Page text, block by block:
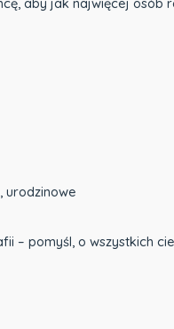
urodzinowe
– pomyśl, o wszystkich